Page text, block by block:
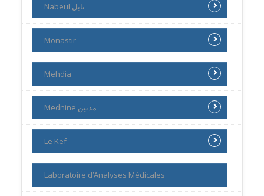
Nabeul نابل
Monastir
Mehdia
Mednine مدنين
Le Kef
Laboratoire d’Analyses Médicales